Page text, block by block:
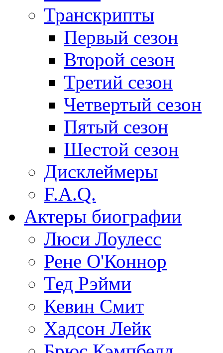
Транскрипты
Первый сезон
Второй сезон
Третий сезон
Четвертый сезон
Пятый сезон
Шестой сезон
Дисклеймеры
F.A.Q.
Актеры биографии
Люси Лоулесс
Рене О'Коннор
Тед Рэйми
Кевин Смит
Хадсон Лейк